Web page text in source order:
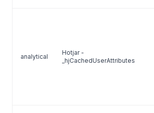
analytical
Hotjar -
_hjCachedUserAttributes